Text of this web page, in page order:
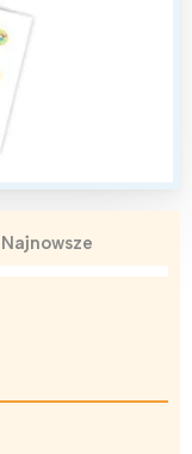
Najnowsze